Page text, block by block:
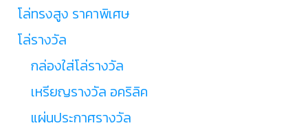
โล่ทรงสูง ราคาพิเศษ
โล่รางวัล
กล่องใส่โล่รางวัล
เหรียญรางวัล อคริลิค
แผ่นประกาศรางวัล